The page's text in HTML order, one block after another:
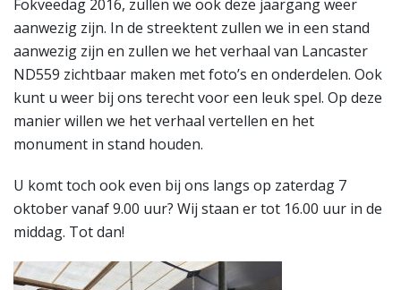
Fokveedag 2016, zullen we ook deze jaargang weer
aanwezig zijn. In de streektent zullen we in een stand
aanwezig zijn en zullen we het verhaal van Lancaster
ND559 zichtbaar maken met foto’s en onderdelen. Ook
kunt u weer bij ons terecht voor een leuk spel. Op deze
manier willen we het verhaal vertellen en het
monument in stand houden.
U komt toch ook even bij ons langs op zaterdag 7
oktober vanaf 9.00 uur? Wij staan er tot 16.00 uur in de
middag. Tot dan!